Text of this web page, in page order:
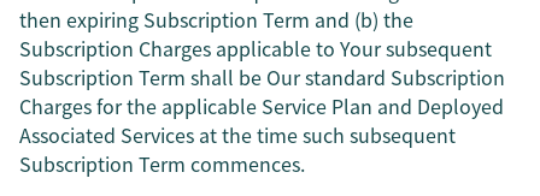
then expiring Subscription Term and (b) the
Subscription Charges applicable to Your subsequent
Subscription Term shall be Our standard Subscription
Charges for the applicable Service Plan and Deployed
Associated Services at the time such subsequent
Subscription Term commences.